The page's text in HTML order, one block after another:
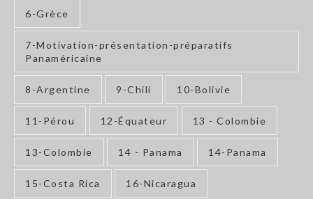
6-Grèce
7-Motivation-présentation-préparatifs
Panaméricaine
8-Argentine 9-Chili 10-Bolivie
11-Pérou 12-Équateur 13 - Colombie
13-Colombie 14 - Panama 14-Panama
15-Costa Rica 16-Nicaragua